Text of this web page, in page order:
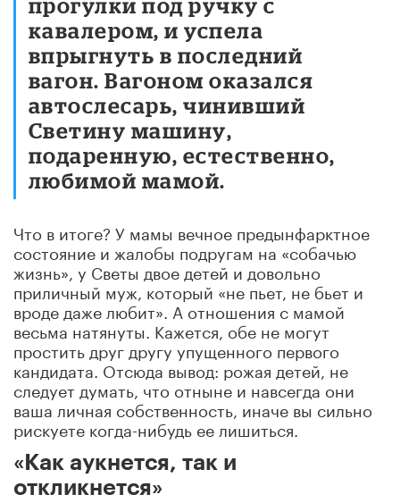
прогулки под ручку с
кавалером, и успела
впрыгнуть в последний
вагон. Вагоном оказался
автослесарь, чинивший
Светину машину,
подаренную, естественно,
любимой мамой.
Что в итоге? У мамы вечное предынфарктное
состояние и жалобы подругам на «собачью
жизнь», у Светы двое детей и довольно
приличный муж, который «не пьет, не бьет и
вроде даже любит». А отношения с мамой
весьма натянуты. Кажется, обе не могут
простить друг другу упущенного первого
кандидата. Отсюда вывод: рожая детей, не
следует думать, что отныне и навсегда они
ваша личная собственность, иначе вы сильно
рискуете когда-нибудь ее лишиться.
«Как аукнется, так и
откликнется»